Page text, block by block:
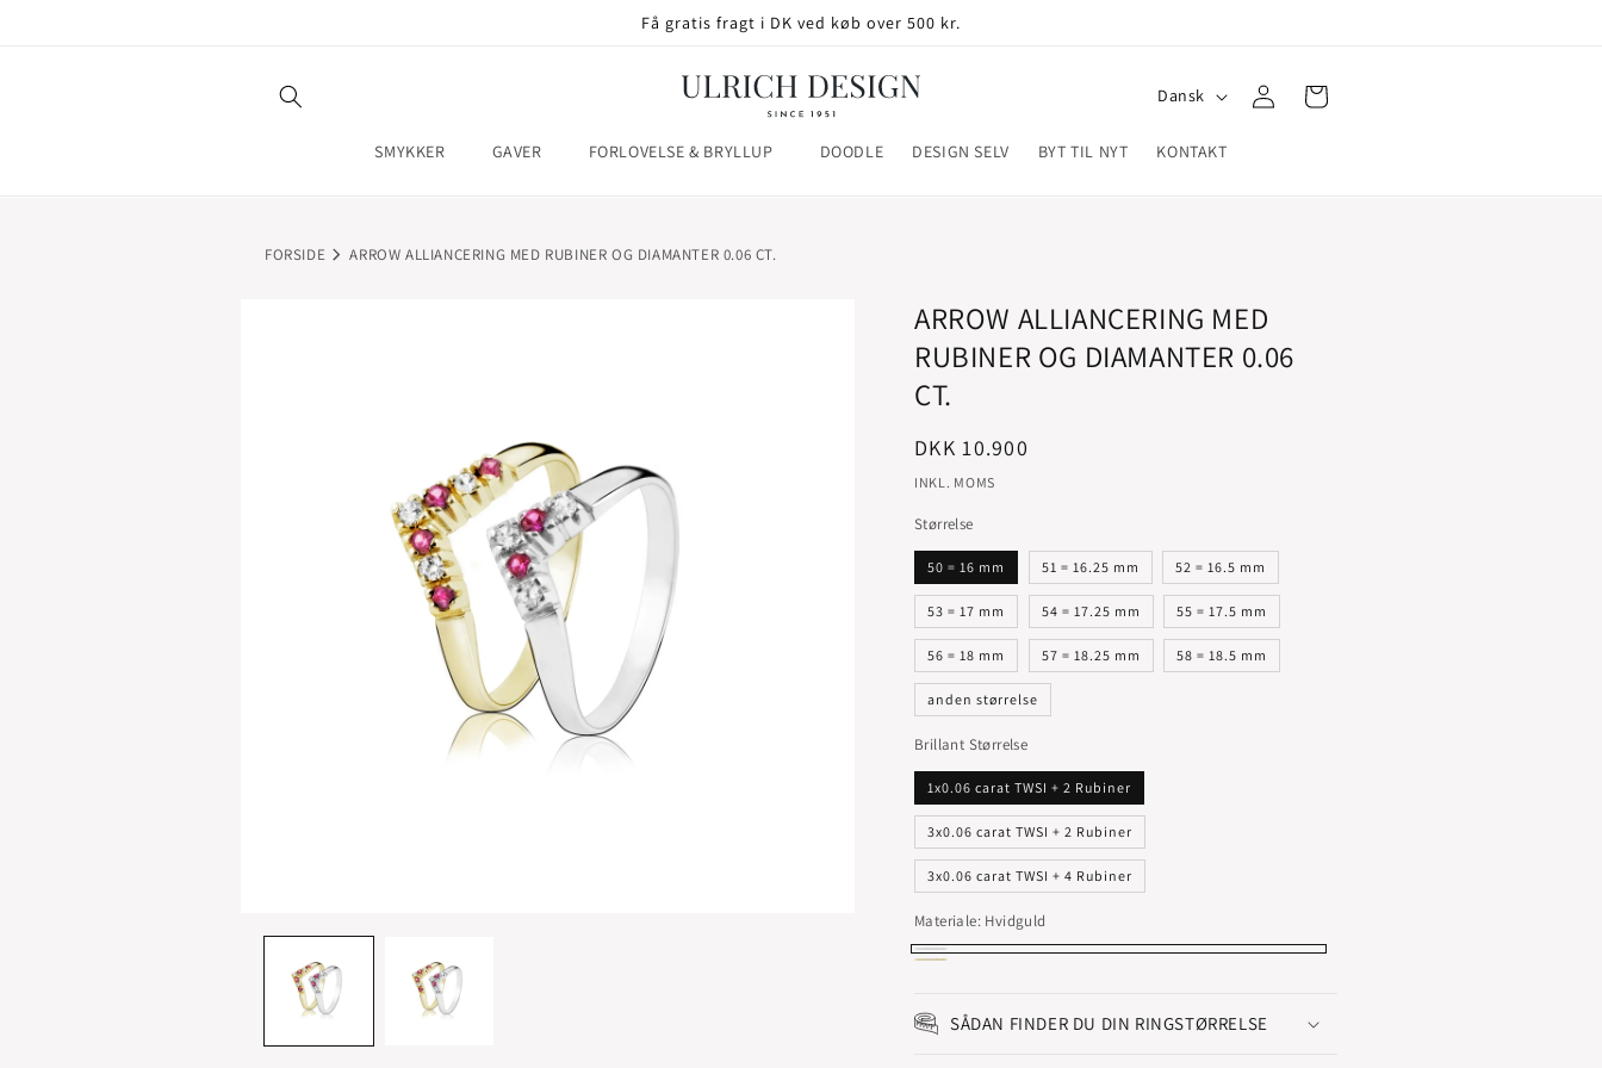
Få gratis fragt i DK ved køb over 500 kr.
SMYKKER GAVER FORLOVELSE & BRYLLUP DOODLE DESIGN SELV BYT TIL NYT KONTAKT
Dansk
Log
ind
Indkøbskurv
FORSIDE ARROW ALLIANCERING MED RUBINER OG DIAMANTER 0.06 CT.
ARROW ALLIANCERING MED
RUBINER OG DIAMANTER 0.06
CT.
Normalpris
DKK 10.900
INKL. MOMS
Størrelse
50 = 16 mm 51 = 16.25 mm 52 = 16.5 mm
53 = 17 mm 54 = 17.25 mm 55 = 17.5 mm
56 = 18 mm 57 = 18.25 mm 58 = 18.5 mm
anden størrelse
Brillant Størrelse
1x0.06 carat TWSI + 2 Rubiner
3x0.06 carat TWSI + 2 Rubiner
3x0.06 carat TWSI + 4 Rubiner
Materiale: Hvidguld
Hvidguld
SÅDAN FINDER DU DIN RINGSTØRRELSE